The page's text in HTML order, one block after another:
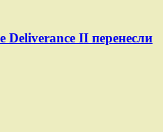
Deliverance II перенесли